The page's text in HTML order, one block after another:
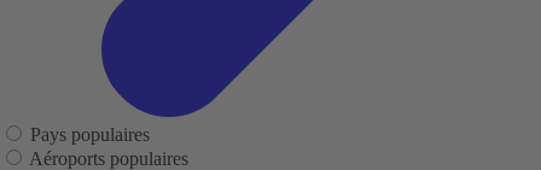
Pays populaires
Aéroports populaires